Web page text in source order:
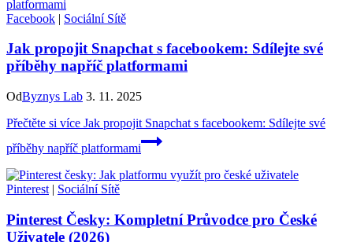
Facebook | Sociální Sítě
Jak propojit Snapchat s facebookem: Sdílejte své
příběhy napříč platformami
OdByznys Lab 3. 11. 2025
Přečtěte si více Jak propojit Snapchat s facebookem: Sdílejte své
příběhy napříč platformami
Pinterest | Sociální Sítě
Pinterest Česky: Kompletní Průvodce pro České
Uživatele (2026)